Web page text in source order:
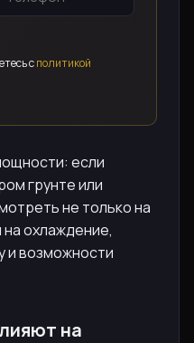
сполитикой
если
грунте или
не только на
охлаждение,
и возможности
на